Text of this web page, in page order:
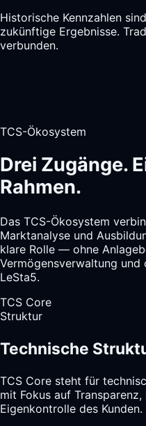
Historische Kennzahlen
zukünftige Ergebnisse.
verbunden.
TCS-Ökosystem
Drei Zugänge.
Rahmen.
Das TCS-Ökosystem
Marktanalyse und
klare Rolle — ohne
Vermögensverwaltung und
LeSta5.
TCS Core
Struktur
Technische
TCS Core steht für
mit Fokus auf
Eigenkontrolle des Kunden.